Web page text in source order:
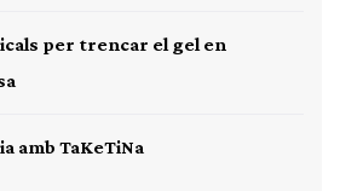
per trencar el gel en
amb TaKeTiNa